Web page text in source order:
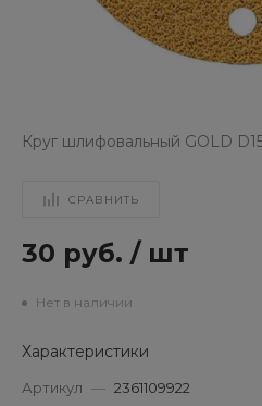
Круг шлифовальный GOLD
СРАВНИТЬ
30 руб. / шт
Нет в наличии
Характеристики
Артикул — 2361109922